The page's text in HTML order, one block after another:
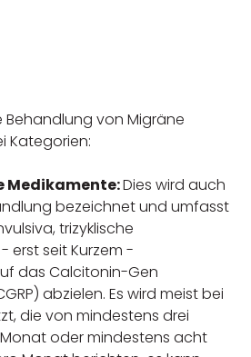
von Migräne
Kategorien:
Medikamente:Dies wird auch
bezeichnet und umfasst
trizyklische
erst seit Kurzem -
das Calcitonin-Gen
abzielen. Es wird meist bei
die von mindestens drei
oder mindestens acht